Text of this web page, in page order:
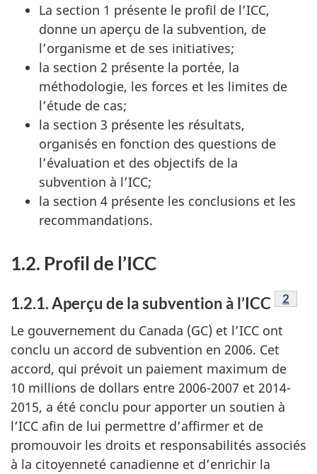
La section 1 présente le profil de l’ICC,
donne un aperçu de la subvention, de
l’organisme et de ses initiatives;
la section 2 présente la portée, la
méthodologie, les forces et les limites de
l’étude de cas;
la section 3 présente les résultats,
organisés en fonction des questions de
l’évaluation et des objectifs de la
subvention à l’ICC;
la section 4 présente les conclusions et les
recommandations.
1.2. Profil de l’ICC
1.2.1. Aperçu de la subvention à l’ICC Note
2
Le gouvernement du Canada (GC) et l’ICC ont
conclu un accord de subvention en 2006. Cet
accord, qui prévoit un paiement maximum de
10 millions de dollars entre 2006-2007 et 2014-
2015, a été conclu pour apporter un soutien à
l’ICC afin de lui permettre d’affirmer et de
promouvoir les droits et responsabilités associés
à la citoyenneté canadienne et d’enrichir la